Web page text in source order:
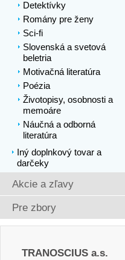
Detektívky
Romány pre ženy
Sci-fi
Slovenská a svetová
beletria
Motivačná literatúra
Poézia
Životopisy, osobnosti a
memoáre
Náučná a odborná
literatúra
Iný doplnkový tovar a
darčeky
Akcie a zľavy
Pre zbory
TRANOSCIUS a.s.